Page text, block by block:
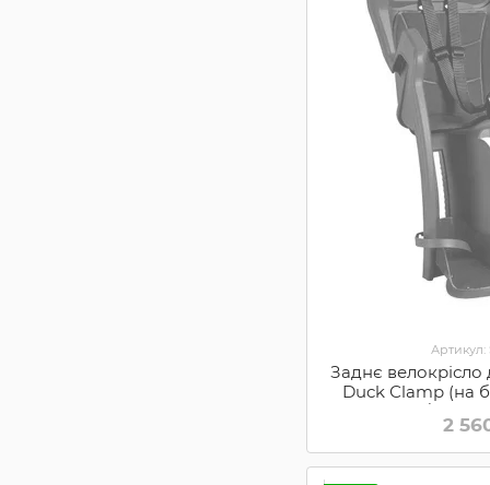
Артикул:
Заднє
Duck Сlamp (на
Grey/Red
2